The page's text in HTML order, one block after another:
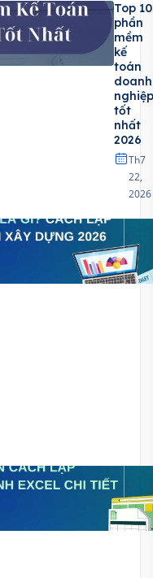
Top 10
phần
mềm
kế
toán
doanh
nghiệp
tốt
nhất
2026
Th7
22,
2026